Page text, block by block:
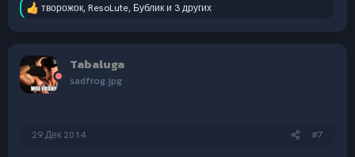
Р
ц
и
и
творожок, ResoLute, Бублики 3 других
Tabaluga
sadfrog.jpg
29 Дек 2014 #7